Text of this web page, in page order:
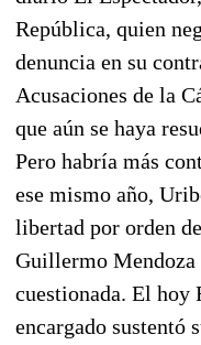
República, quien
denuncia en su
Acusaciones de la
que aún se haya
Pero habría más
ese mismo año,
libertad por orden
Guillermo Mendoza
cuestionada. El hoy
encargado sustentó